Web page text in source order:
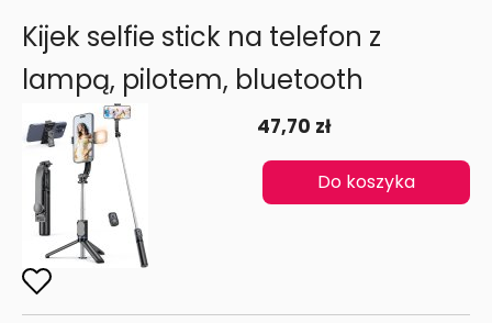
Kijek selfie stick na telefon z
lampą, pilotem, bluetooth
47,70 zł
Do koszyka